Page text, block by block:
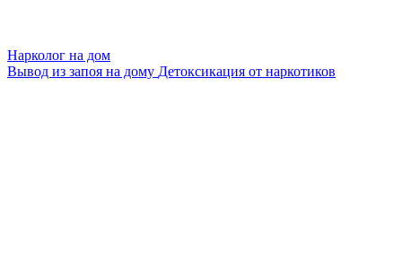
Нарколог на дом
Вывод из запоя на дому Детоксикация от наркотиков